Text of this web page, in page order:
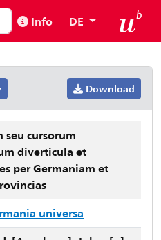
Info DE
Download
seu cursorum
diverticula et
per Germaniam et
universa